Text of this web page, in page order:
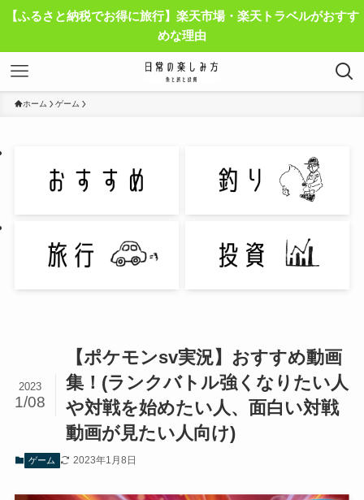
【ふるさと納税でお得に旅行】楽天市場・楽天トラベルがおすす
めな理由
ホーム ゲーム
【ポケモンsv実況】おすすめ動画
集！(ランクバトル強くなりたい人
や対戦を始めたい人、面白い対戦
動画が見たい人向け)
2023
1/08
ゲーム 2023年1月8日